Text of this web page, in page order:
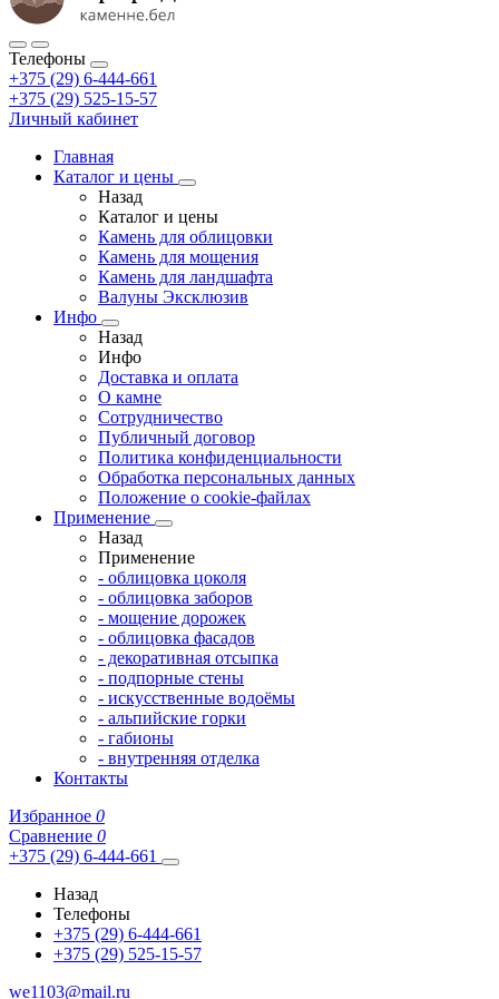
Телефоны
+375 (29) 6-444-661
+375 (29) 525-15-57
Личный кабинет
Главная
Каталог и цены
Назад
Каталог и цены
Камень для облицовки
Камень для мощения
Камень для ландшафта
Валуны Эксклюзив
Инфо
Назад
Инфо
Доставка и оплата
О камне
Сотрудничество
Публичный договор
Политика конфиденциальности
Обработка персональных данных
Положение о cookie-файлах
Применение
Назад
Применение
- облицовка цоколя
- облицовка заборов
- мощение дорожек
- облицовка фасадов
- декоративная отсыпка
- подпорные стены
- искусственные водоёмы
- альпийские горки
- габионы
- внутренняя отделка
Контакты
Избранное 0
Сравнение 0
+375 (29) 6-444-661
Назад
Телефоны
+375 (29) 6-444-661
+375 (29) 525-15-57
we1103@mail.ru